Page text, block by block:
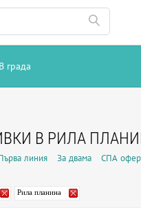
В града
В РИЛА
линия За двама СПА
Рила планина